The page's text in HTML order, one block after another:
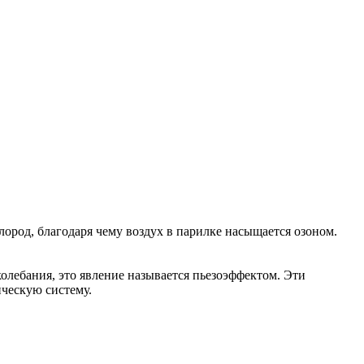
благодаря чему воздух в парилке насыщается озоном.
это явление называется пьезоэффектом. Эти
систему.